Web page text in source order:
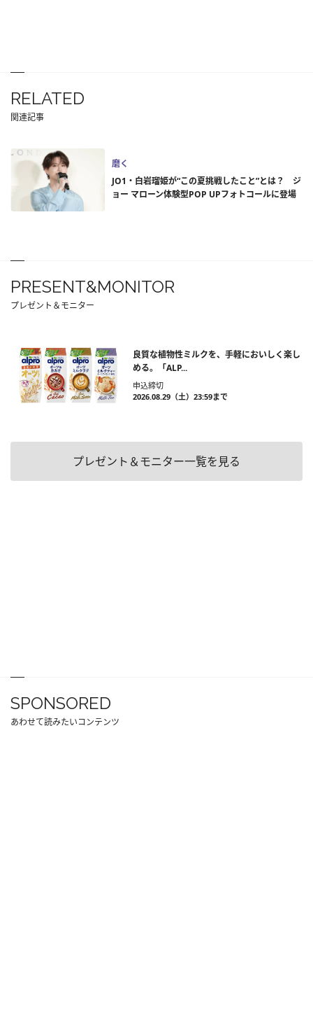
RELATED
関連記事
磨く
JO1・白岩瑠姫が“この夏挑戦したこと”とは？ ジ
ョー マローン体験型POP UPフォトコールに登場
PRESENT&MONITOR
プレゼント＆モニター
良質な植物性ミルクを、手軽においしく楽し
める。「ALP...
申込締切
2026.08.29（土）23:59まで
プレゼント＆モニター一覧を見る
SPONSORED
あわせて読みたいコンテンツ